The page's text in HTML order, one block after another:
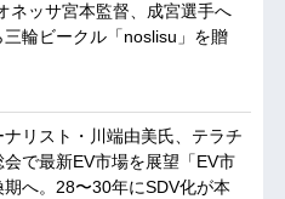
ネッサ宮本監督、成宮選手へ
三輪ビークル「noslisu」を贈
ナリスト・川端由美氏、テラチ
会で最新EV市場を展望「EV市
へ。28〜30年にSDV化が本